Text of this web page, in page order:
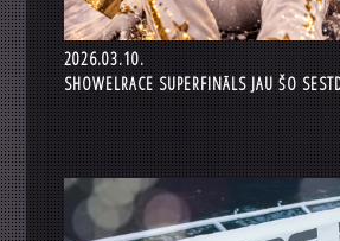
2026.03.10.
SHOWELRACE SUPERFINĀLS JAU ŠO